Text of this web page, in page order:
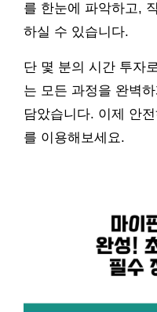
를 한눈에 파악하고,
하실 수 있습니다.
단 몇 분의 시간 투자
는 모든 과정을 완벽
담았습니다. 이제 안
를 이용해보세요.